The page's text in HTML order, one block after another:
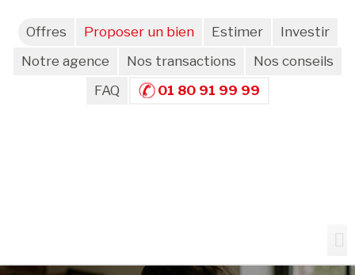
Offres Proposer un bien Estimer
Investir
Notre agence
Nos transactions
Nos conseils
FAQ
01 80 91 99 99